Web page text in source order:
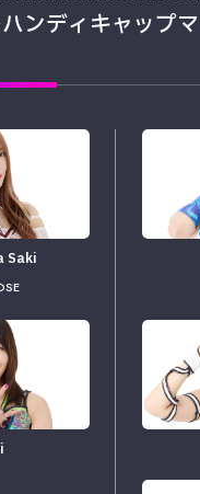
ンディキャップ
Saki